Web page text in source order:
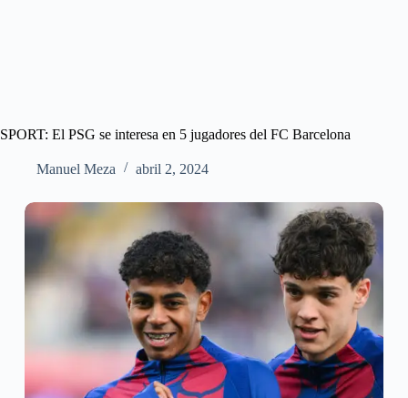
SPORT: El PSG se interesa en 5 jugadores del FC Barcelona
Manuel Meza abril 2, 2024